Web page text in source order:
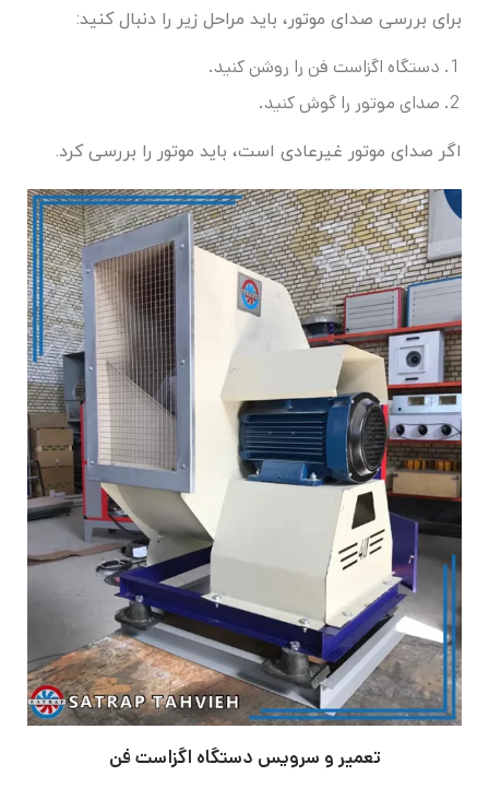
برای بررسی صدای موتور، باید مراحل زیر را دنبال کنید:
دستگاه اگزاست فن را روشن کنید.
صدای موتور را گوش کنید.
اگر صدای موتور غیرعادی است، باید موتور را بررسی کرد.
تعمیر و سرویس دستگاه اگزاست فن